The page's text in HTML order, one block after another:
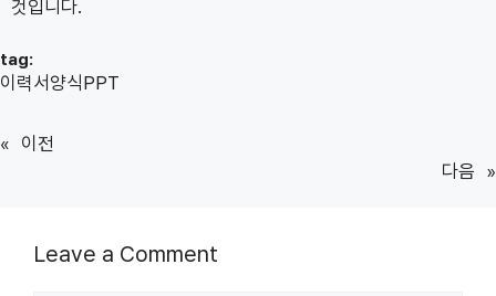
것입니다.
tag:
이력서양식PPT
« 이전
다음 »
Leave a Comment